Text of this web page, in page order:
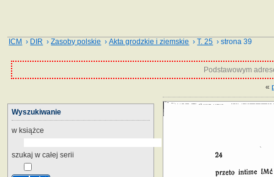
ICM › DIR ›Zasoby polskie ›Akta grodzkie i ziemskie ›T. 25 › strona 39
Podstawowym
«
Wyszukiwanie
w książce
szukaj w całej serii